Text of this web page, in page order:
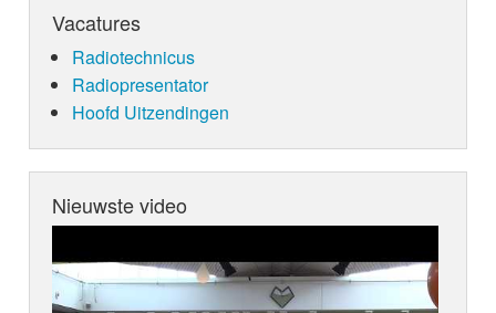
Vacatures
Radiotechnicus
Radiopresentator
Hoofd Uitzendingen
Nieuwste video